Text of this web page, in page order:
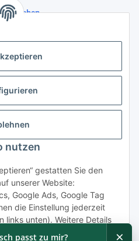
nutzen
gestatten Sie den
unserer Website:
Google Ads, Google Tag
die Einstellung jederzeit
links unten). Weitere Details
und in unserer
abgeben
widerrufen
passt zu mir? ×